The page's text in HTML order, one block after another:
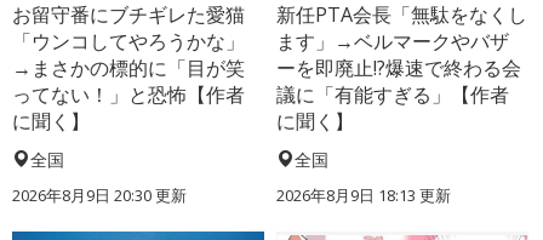
お留守番にブチギレた愛猫
「ウンコしてやろうかな」
→まさかの標的に「目が笑
ってない！」と恐怖【作者
に聞く】
全国
2026年8月9日 20:30更新
新任PTA会長「無駄をなくし
ます」→ベルマークやバザ
ーを即廃止!?爆速で終わる会
議に「有能すぎる」【作者
に聞く】
全国
2026年8月9日 18:13 更新